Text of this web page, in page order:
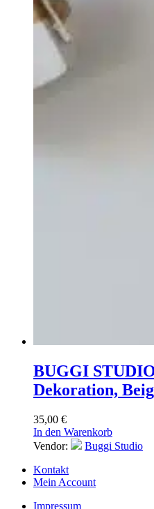
BUGGI
Dekoration,
35,00 €
In den Warenkorb
Vendor:
Buggi Studio
Kontakt
Mein Account
Impressum